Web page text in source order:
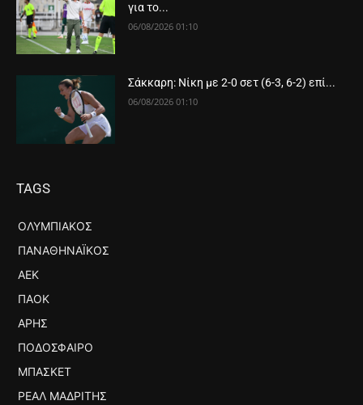
για το...
06/08/2026 01:10
Σάκκαρη: Νίκη με 2-0 σετ (6-3, 6-2) επί...
06/08/2026 01:10
TAGS
ΟΛΥΜΠΙΑΚΌΣ
ΠΑΝΑΘΗΝΑΪΚΌΣ
ΑΕΚ
ΠΑΟΚ
ΆΡΗΣ
ΠΟΔΌΣΦΑΙΡΟ
ΜΠΆΣΚΕΤ
ΡΕΆΛ ΜΑΔΡΊΤΗΣ